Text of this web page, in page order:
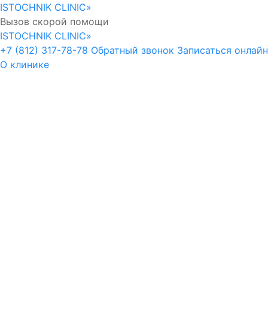
ISTOCHNIK CLINIC»
Вызов скорой помощи
ISTOCHNIK CLINIC»
+7 (812) 317-78-78 Обратный звонок Записаться онлайн
О клинике